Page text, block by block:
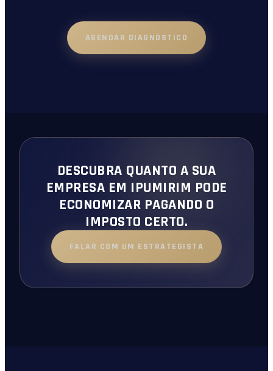
AGENDAR DIAGNÓSTICO
DESCUBRA QUANTO A SUA
EMPRESA EM IPUMIRIM PODE
ECONOMIZAR PAGANDO O
IMPOSTO CERTO.
FALAR COM UM ESTRATEGISTA